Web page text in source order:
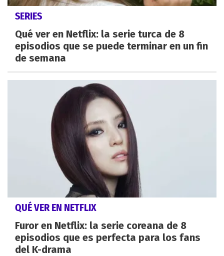
SERIES
Qué ver en Netflix: la serie turca de 8
episodios que se puede terminar en un fin
de semana
QUÉ VER EN NETFLIX
Furor en Netflix: la serie coreana de 8
episodios que es perfecta para los fans
del K-drama